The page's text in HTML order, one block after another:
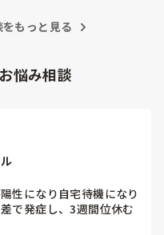
よ‼︎しかも、自分で振り返
をもっと見る
悩み相談
性になり自宅待機になり
で発症し、3週間位休む